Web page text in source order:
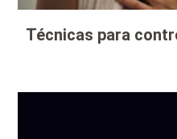
Técnicas para